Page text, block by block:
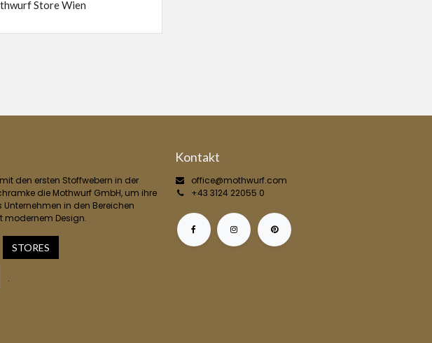
Store Wien
den ersten Stoffwebern in der
die Mothwurf GmbH, um ihre
Unternehmen in den Bereichen
modernem Design.
STORES
.
Kontakt
office@mothwurf.com
+43 3124 22055 0